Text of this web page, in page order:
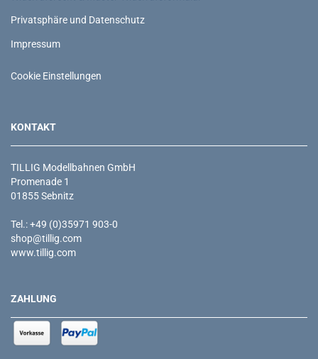
Privatsphäre und Datenschutz
Impressum
Cookie Einstellungen
KONTAKT
TILLIG Modellbahnen GmbH
Promenade 1
01855 Sebnitz
Tel.: +49 (0)35971 903-0
shop@tillig.com
www.tillig.com
ZAHLUNG